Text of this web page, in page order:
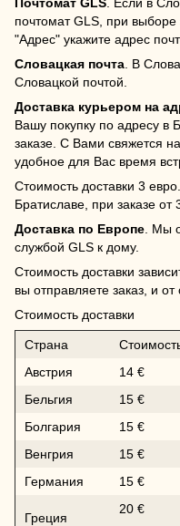
почтомат GLS, при выборе
"Адрес" укажите адрес
Словацкая почта . В
Словацкой почтой.
Доставка курьером на
Вашу покупку по адресу в
заказе. С Вами свяжется
удобное для Вас время
Стоимость доставки 3
Братиславе, при заказе от
Доставка по Европе . Мы
службой GLS к дому.
Стоимость доставки
вы отправляете заказ, и от
Стоимость доставки
Страна
Австрия
14 €
Бельгия
15 €
Болгария
15 €
Венгрия
15 €
Германия
15 €
Греция
20 €